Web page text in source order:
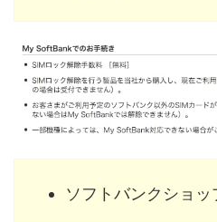
ソフトバンクショ